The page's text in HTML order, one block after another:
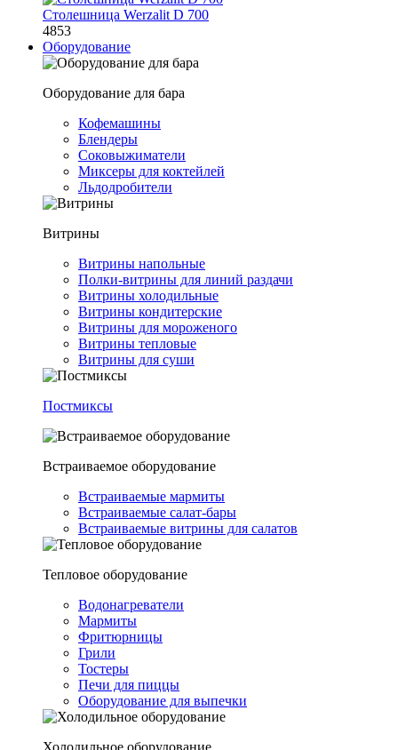
Столешница Werzalit D 700
4853
Оборудование
Оборудование для бара
Кофемашины
Блендеры
Соковыжиматели
Миксеры для коктейлей
Льдодробители
Витрины
Витрины напольные
Полки-витрины для линий раздачи
Витрины холодильные
Витрины кондитерские
Витрины для мороженого
Витрины тепловые
Витрины для суши
Постмиксы
Встраиваемое оборудование
Встраиваемые мармиты
Встраиваемые салат-бары
Встраиваемые витрины для салатов
Тепловое оборудование
Водонагреватели
Мармиты
Фритюрницы
Грили
Тостеры
Печи для пиццы
Оборудование для выпечки
Холодильное оборудование